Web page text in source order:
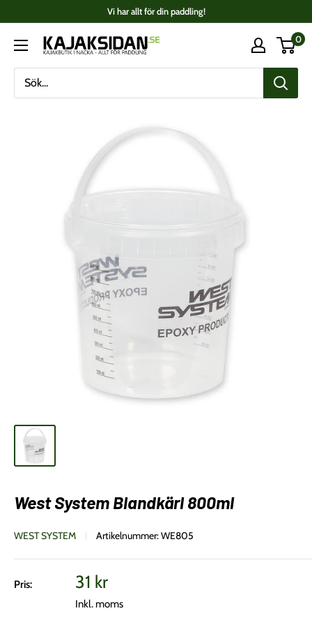
innehåll
Vi har allt för din paddling!
Kajaksidan
0
West System Blandkärl 800ml
WEST SYSTEM Artikelnummer:WE805
Pris:
Vårt
pris
31 kr
Inkl. moms